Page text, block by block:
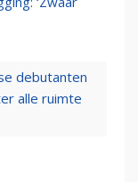
debutanten
alle ruimte